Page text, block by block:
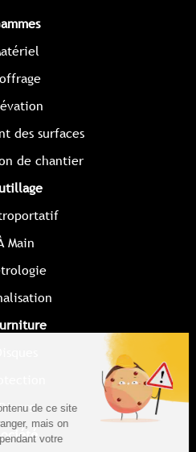
des surfaces
de chantier
Main